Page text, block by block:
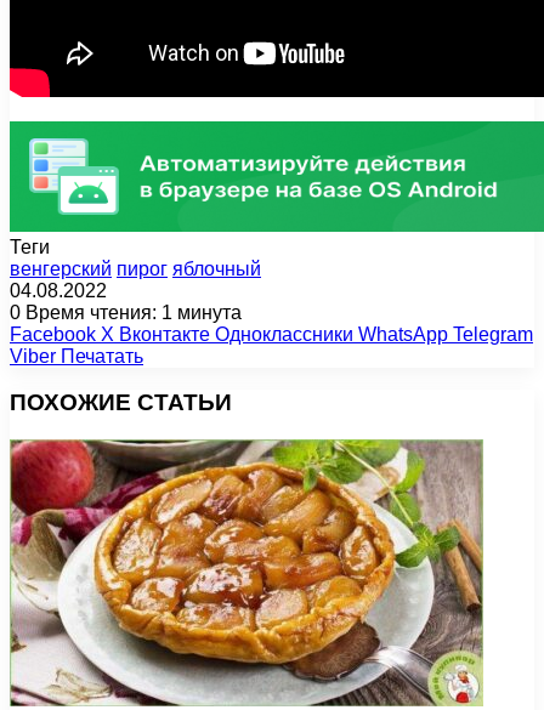
Теги
венгерский пирог яблочный
04.08.2022
0 Время чтения: 1 минута
Facebook X Вконтакте Одноклассники WhatsApp Telegram
Viber Печатать
ПОХОЖИЕ СТАТЬИ